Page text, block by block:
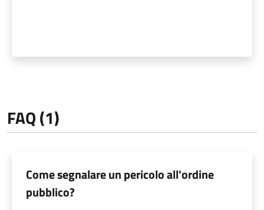
FAQ (1)
Come segnalare un pericolo all'ordine
pubblico?